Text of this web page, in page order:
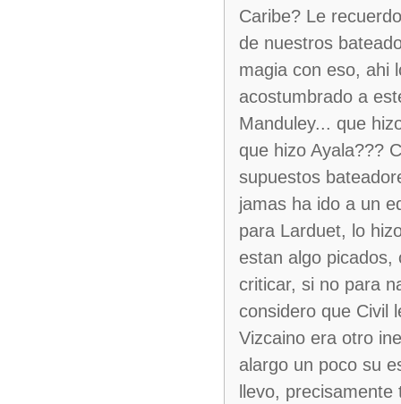
Caribe? Le
de nuestros
magia con eso, ahi
acostumbrado a
Manduley... que
que hizo Ayala???
supuestos
jamas ha ido a un
para Larduet, lo
estan algo
criticar, si no para
considero que Civil
Vizcaino era otro
alargo un poco su
llevo,